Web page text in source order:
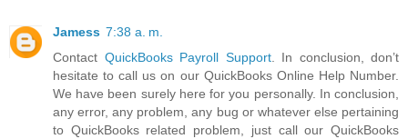
Jamess 7:38 a. m.
Contact QuickBooks Payroll Support. In conclusion, don’t
hesitate to call us on our QuickBooks Online Help Number.
We have been surely here for you personally. In conclusion,
any error, any problem, any bug or whatever else pertaining
to QuickBooks related problem, just call our QuickBooks